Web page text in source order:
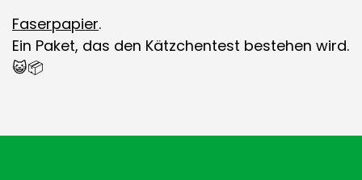
Faserpapier.
Ein Paket, das den Kätzchentest bestehen wird.
😺📦